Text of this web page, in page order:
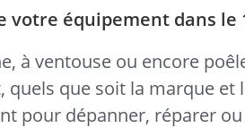
votre équipement dans le
à ventouse ou encore
quels que soit la marque
pour dépanner, réparer